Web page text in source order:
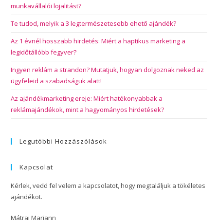
munkavállalói lojalitást?
Te tudod, melyik a 3 legtermészetesebb ehető ajándék?
Az 1 évnél hosszabb hirdetés: Miért a haptikus marketing a
legidőtállóbb fegyver?
Ingyen reklám a strandon? Mutatjuk, hogyan dolgoznak neked az
ügyfeleid a szabadságuk alatt!
Az ajándékmarketing ereje: Miért hatékonyabbak a
reklámajándékok, mint a hagyományos hirdetések?
Legutóbbi Hozzászólások
Kapcsolat
Kérlek, vedd fel velem a kapcsolatot, hogy megtaláljuk a tökéletes
ajándékot.
Mátrai Mariann